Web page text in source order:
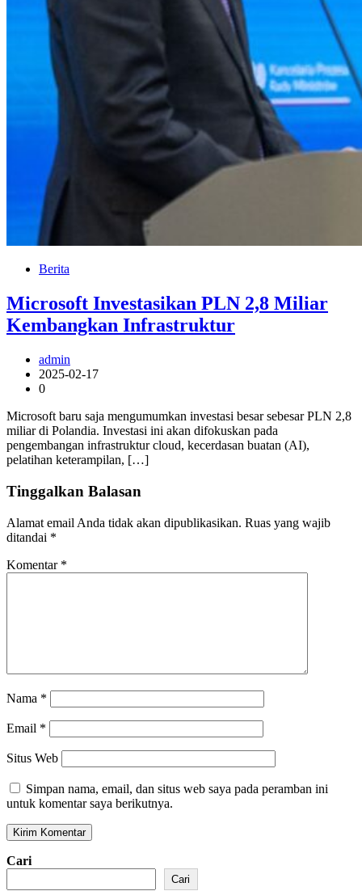
Berita
Microsoft Investasikan PLN 2,8 Miliar
Kembangkan Infrastruktur
admin
2025-02-17
0
Microsoft baru saja mengumumkan investasi besar sebesar PLN 2,8
miliar di Polandia. Investasi ini akan difokuskan pada
pengembangan infrastruktur cloud, kecerdasan buatan (AI),
pelatihan keterampilan, […]
Tinggalkan Balasan
Alamat email Anda tidak akan dipublikasikan. Ruas yang wajib
ditandai *
Komentar *
Nama *
Email *
Situs Web
Simpan nama, email, dan situs web saya pada peramban ini
untuk komentar saya berikutnya.
Cari
Cari